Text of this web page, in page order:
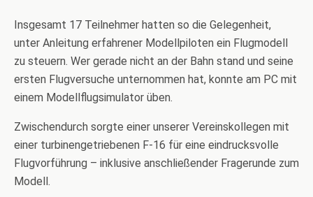
Insgesamt 17 Teilnehmer hatten so die Gelegenheit,
unter Anleitung erfahrener Modellpiloten ein Flugmodell
zu steuern. Wer gerade nicht an der Bahn stand und seine
ersten Flugversuche unternommen hat, konnte am PC mit
einem Modellflugsimulator üben.
Zwischendurch sorgte einer unserer Vereinskollegen mit
einer turbinengetriebenen F-16 für eine eindrucksvolle
Flugvorführung – inklusive anschließender Fragerunde zum
Modell.